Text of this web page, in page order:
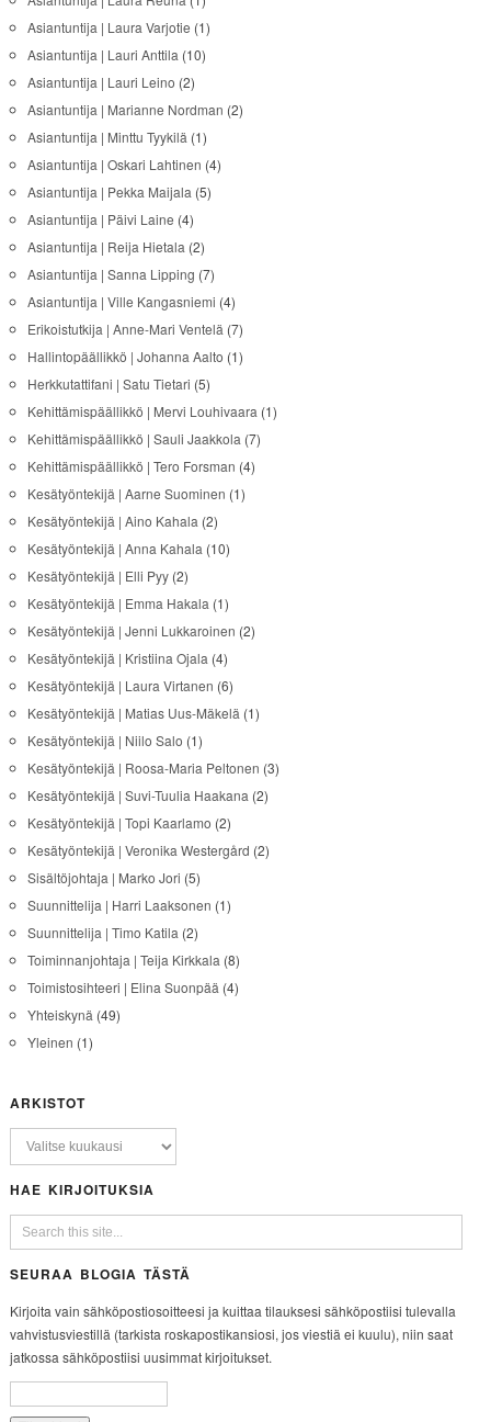
Asiantuntija | Laura Varjotie (1)
Asiantuntija | Lauri Anttila (10)
Asiantuntija | Lauri Leino (2)
Asiantuntija | Marianne Nordman (2)
Asiantuntija | Minttu Tyykilä (1)
Asiantuntija | Oskari Lahtinen (4)
Asiantuntija | Pekka Maijala (5)
Asiantuntija | Päivi Laine (4)
Asiantuntija | Reija Hietala (2)
Asiantuntija | Sanna Lipping (7)
Asiantuntija | Ville Kangasniemi (4)
Erikoistutkija | Anne-Mari Ventelä (7)
Hallintopäällikkö | Johanna Aalto (1)
Herkkutattifani | Satu Tietari (5)
Kehittämispäällikkö | Mervi Louhivaara (1)
Kehittämispäällikkö | Sauli Jaakkola (7)
Kehittämispäällikkö | Tero Forsman (4)
Kesätyöntekijä | Aarne Suominen (1)
Kesätyöntekijä | Aino Kahala (2)
Kesätyöntekijä | Anna Kahala (10)
Kesätyöntekijä | Elli Pyy(2)
Kesätyöntekijä | Emma Hakala (1)
Kesätyöntekijä | Jenni Lukkaroinen (2)
Kesätyöntekijä | Kristiina Ojala (4)
Kesätyöntekijä | Laura Virtanen (6)
Kesätyöntekijä | Matias Uus-Mäkelä (1)
Kesätyöntekijä | Niilo Salo (1)
Kesätyöntekijä | Roosa-Maria Peltonen (3)
Kesätyöntekijä | Suvi-Tuulia Haakana (2)
Kesätyöntekijä | Topi Kaarlamo (2)
Kesätyöntekijä | Veronika Westergård (2)
Sisältöjohtaja | Marko Jori (5)
Suunnittelija | Harri Laaksonen (1)
Suunnittelija | Timo Katila (2)
Toiminnanjohtaja | Teija Kirkkala (8)
Toimistosihteeri | Elina Suonpää (4)
Yhteiskynä (49)
Yleinen (1)
ARKISTOT
HAE KIRJOITUKSIA
SEURAA BLOGIA TÄSTÄ
Kirjoita vain sähköpostiosoitteesi ja kuittaa tilauksesi sähköpostiisi tulevalla
vahvistusviestillä (tarkista roskapostikansiosi, jos viestiä ei kuulu), niin saat
jatkossa sähköpostiisi uusimmat kirjoitukset.